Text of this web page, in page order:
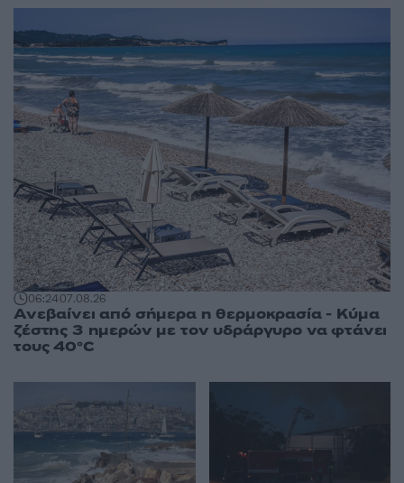
06:2407.08.26
Ανεβαίνει από σήμερα η θερμοκρασία - Κύμα
ζέστης 3 ημερών με τον υδράργυρο να φτάνει
τους 40°C